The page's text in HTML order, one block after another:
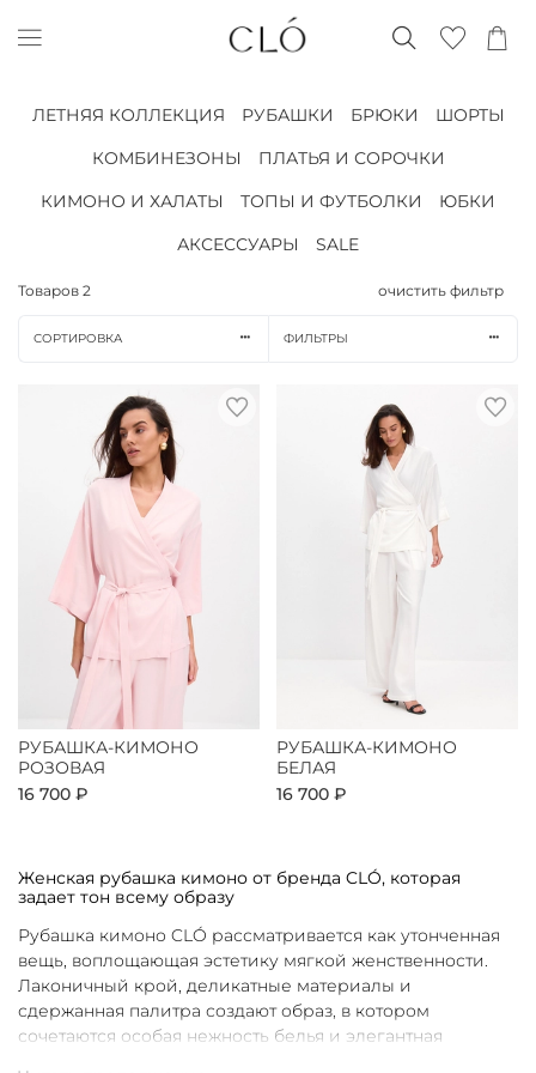
ЛЕТНЯЯ КОЛЛЕКЦИЯ РУБАШКИ БРЮКИ
ШОРТЫ
КОМБИНЕЗОНЫ
ПЛАТЬЯ И СОРОЧКИ
КИМОНО И ХАЛАТЫ
ТОПЫ И ФУТБОЛКИ
ЮБКИ
АКСЕССУАРЫ
SALE
Товаров 2 очистить фильтр
СОРТИРОВКА ФИЛЬТРЫ
РУБАШКА-КИМОНО
РОЗОВАЯ
16 700 ₽
РУБАШКА-КИМОНО
БЕЛАЯ
16 700 ₽
Женская рубашка кимоно от бренда CLÓ, которая
задает тон всему образу
Рубашка кимоно CLÓ рассматривается как утонченная
вещь, воплощающая эстетику мягкой женственности.
Лаконичный крой, деликатные материалы и
сдержанная палитра создают образ, в котором
сочетаются особая нежность белья и элегантная